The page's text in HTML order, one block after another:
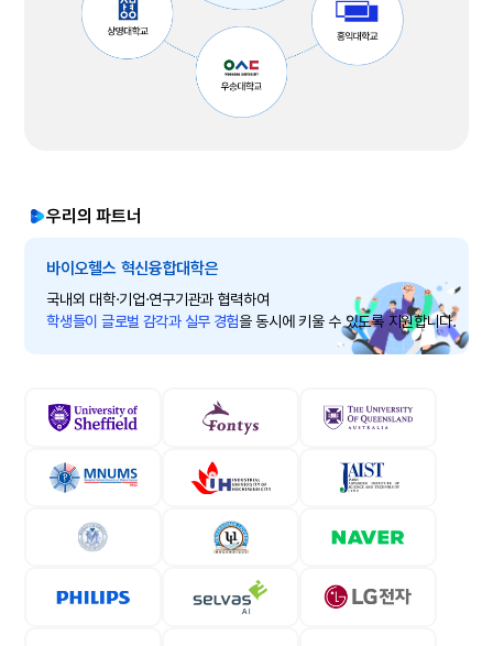
우리의 파트너
바이오헬스 혁신융합대학은
국내외 대학·기업·연구기관과 협력하여
학생들이 글로벌 감각과 실무 경험을 동시에 키울 수 있도록 지원합니다.